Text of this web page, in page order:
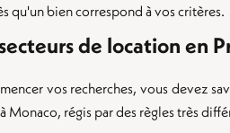
qu'un bien correspond à vos critères.
de location en
vos recherches, vous devez
Monaco, régis par des règles très